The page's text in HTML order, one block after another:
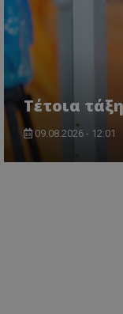
Τέτοια
09.08.2026 - 12:01